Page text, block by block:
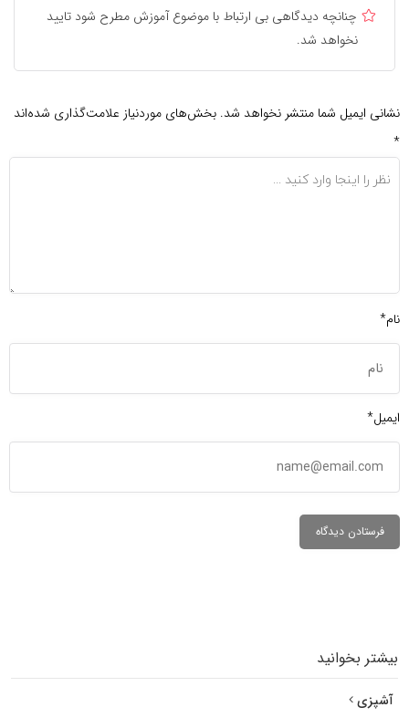
چنانچه دیدگاهی بی ارتباط با موضوع آموزش مطرح شود تایید
نخواهد شد.
نشانی ایمیل شما منتشر نخواهد شد. بخش‌های موردنیاز علامت‌گذاری شده‌اند
*
نام*
ایمیل*
بیشتر بخوانید
آشپزی